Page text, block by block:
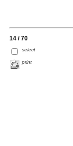
14 / 70
select
print